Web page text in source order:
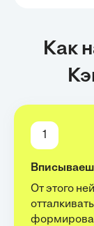
Как
1
От этого